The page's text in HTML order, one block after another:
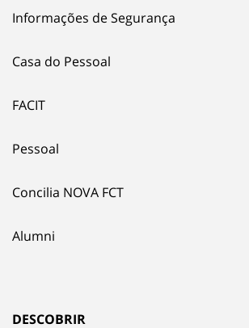
Informações de Segurança
Casa do Pessoal
FACIT
Pessoal
Concilia NOVA FCT
Alumni
DESCOBRIR